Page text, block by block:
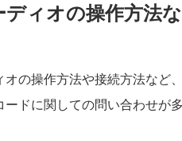
ディオの操作方法
オの操作方法や接続方法など
ードに関しての問い合わせが